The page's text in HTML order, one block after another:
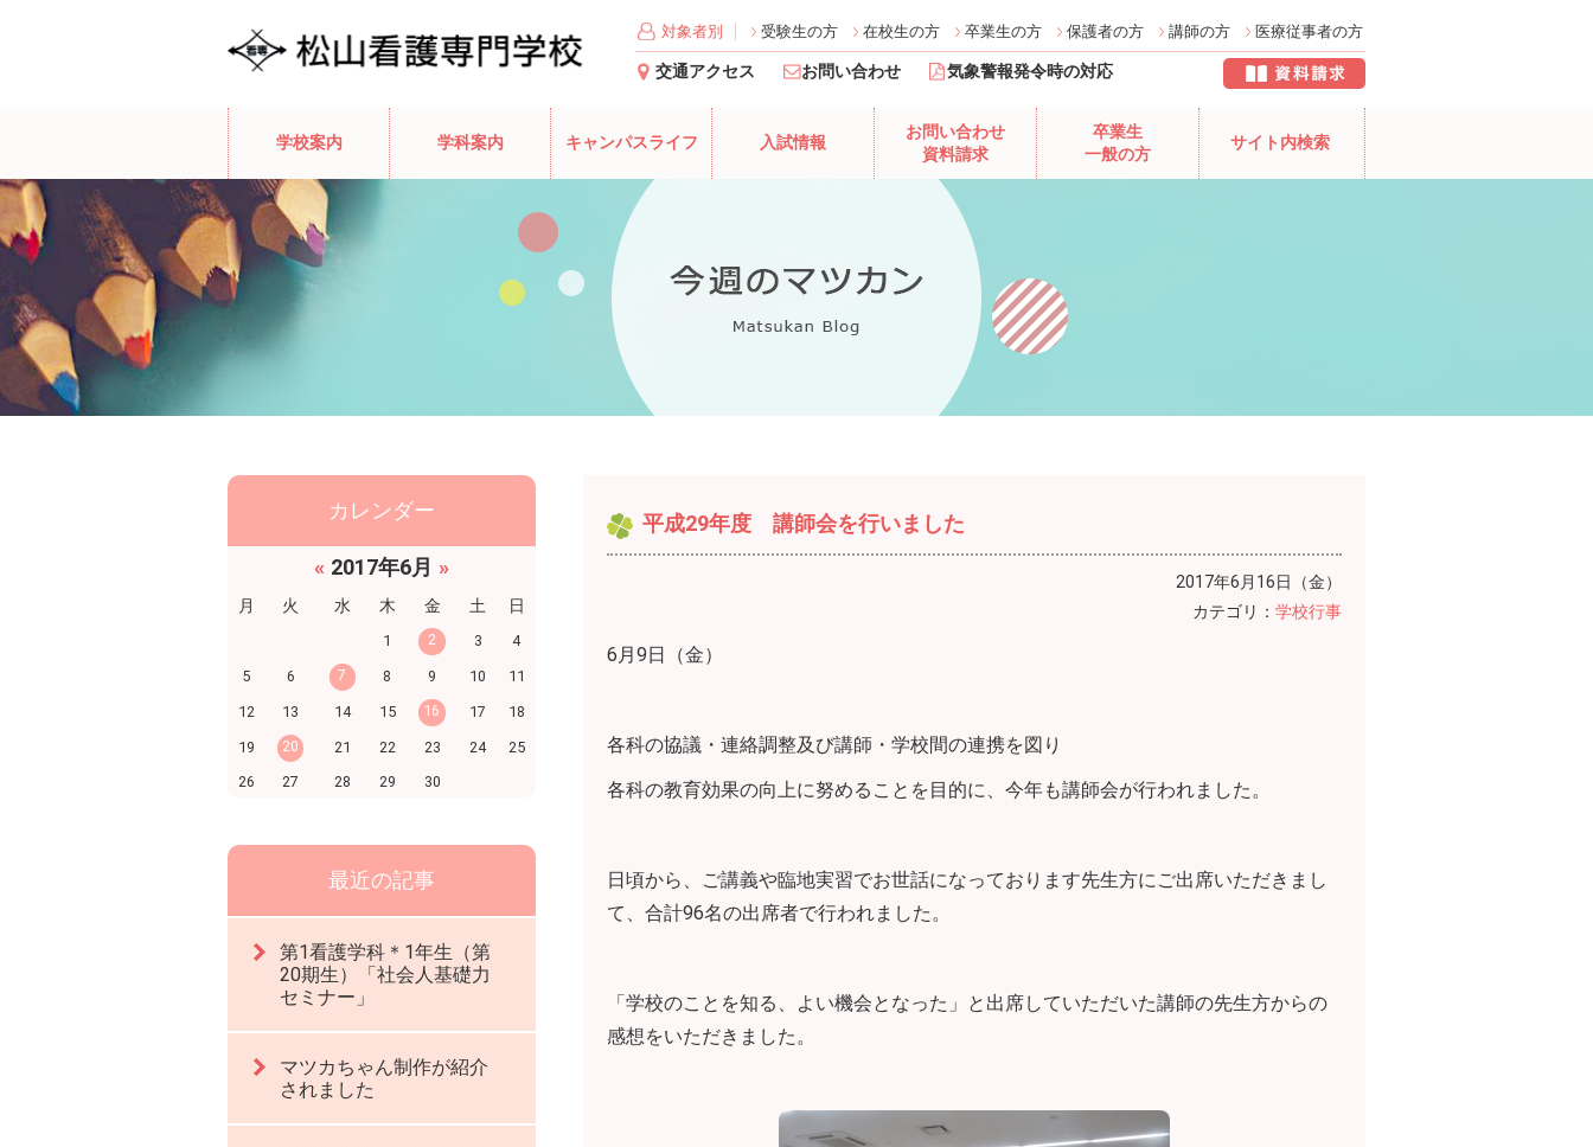
対象者別 受験生の方 在校生の方 卒業生の方 保護者の方 講師の方 医療従事者の方
交通アクセス お問い合わせ 気象警報発令時の対応
学校案内 学科案内 キャンパスライフ 入試情報
お問い合わせ
資料請求
卒業生
一般の方
サイト内検索
平成29年度 講師会を行いました
2017年6月16日（金）
カテゴリ： 学校行事
6月9日（金）
各科の協議・連絡調整及び講師・学校間の連携を図り
各科の教育効果の向上に努めることを目的に、今年も講師会が行われました。
日頃から、ご講義や臨地実習でお世話になっております先生方にご出席いただきまし
て、合計96名の出席者で行われました。
「学校のことを知る、よい機会となった」と出席していただいた講師の先生方からの
感想をいただきました。
カレンダー
« 2017年6月 »
月 火 水 木 金 土 日
1 2 3
4
5
6 7 8 9 10
11
12
13 14 15 16 17
18
19
20 21 22 23 24
25
26
27 28 29 30
最近の記事
第1看護学科＊1年生（第
20期生）「社会人基礎力
セミナー」
マツカちゃん制作が紹介
されました